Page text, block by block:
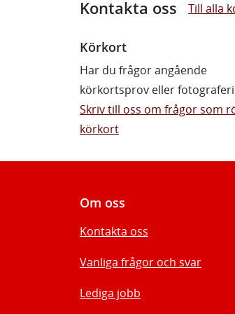
Kontakta oss Till alla
Körkort
Har du frågor angående
körkortsprov eller
Skriv till oss om frågor som
körkort
Om oss
Kontakta oss
Vanliga frågor och svar
Lediga jobb